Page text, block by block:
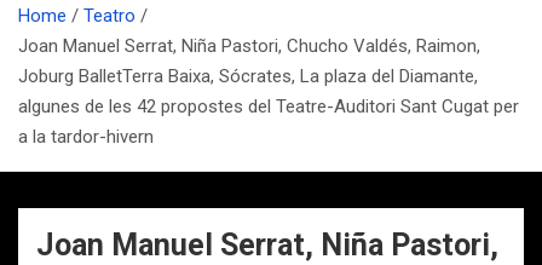
Home
Teatro
Joan Manuel Serrat, Niña Pastori, Chucho Valdés, Raimon,
Joburg BalletTerra Baixa, Sócrates, La plaza del Diamante,
algunes de les 42 propostes del Teatre-Auditori Sant Cugat per
a la tardor-hivern
Joan Manuel Serrat, Niña Pastori,